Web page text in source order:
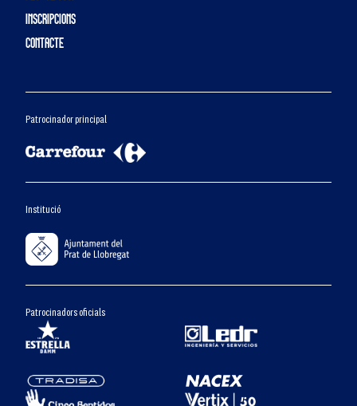
INSCRIPCIONS
CONTACTE
Patrocinador principal
Institució
Patrocinadors oficials